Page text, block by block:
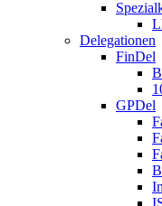
Delegationen
FinDel
GPDel